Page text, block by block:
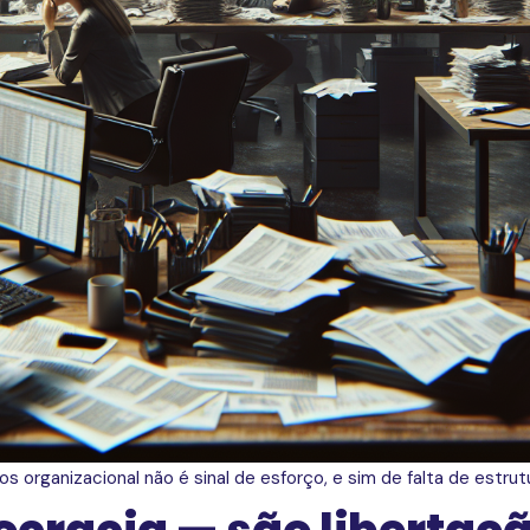
organizacional não é sinal de esforço, e sim de falta de